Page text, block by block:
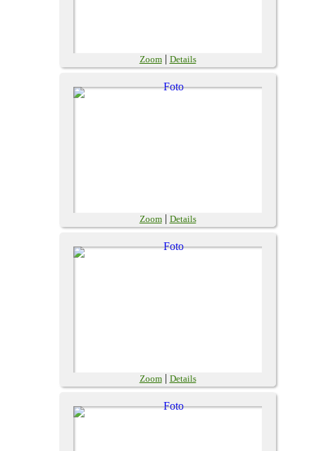
Zoom| Details
Zoom| Details
Zoom| Details